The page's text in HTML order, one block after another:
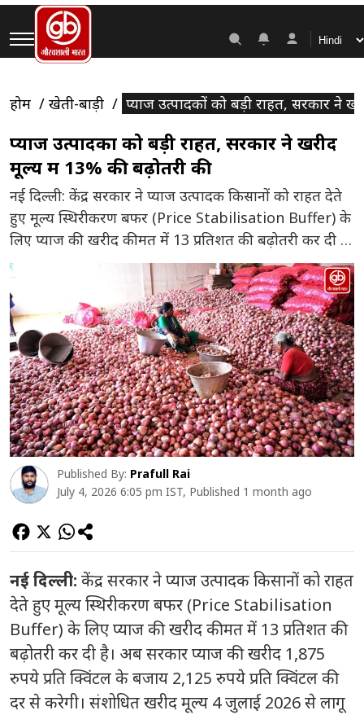
होम खेती-बाड़ी प्याज उत्पादकों को बड़ी राहत, सरकार ने
प्याज उत्पादकों को बड़ी राहत, सरकार ने खरीद
मूल्य में 13% की बढ़ोतरी की
नई दिल्ली: केंद्र सरकार ने प्याज उत्पादक किसानों को राहत देते
हुए मूल्य स्थिरीकरण बफर (Price Stabilisation Buffer) के
लिए प्याज की खरीद कीमत में 13 प्रतिशत की बढ़ोतरी कर दी है।
अब सरकार प्याज की खरीद 1,875 रुपये प्रति क्विंटल के बजाय
2,125 रुपये प्रति क्विंटल की दर से करेगी। संशोधित खरीद मूल्य
4 […]
Published By: Prafull Rai
July 4, 2026 6:05 pm IST, Published 1 month ago
नई दिल्ली: केंद्र सरकार ने प्याज उत्पादक किसानों को राहत
देते हुए मूल्य स्थिरीकरण बफर (Price Stabilisation
Buffer) के लिए प्याज की खरीद कीमत में 13 प्रतिशत की
बढ़ोतरी कर दी है। अब सरकार प्याज की खरीद 1,875
रुपये प्रति क्विंटल के बजाय 2,125 रुपये प्रति क्विंटल की
दर से करेगी। संशोधित खरीद मूल्य 4 जुलाई 2026 से लागू